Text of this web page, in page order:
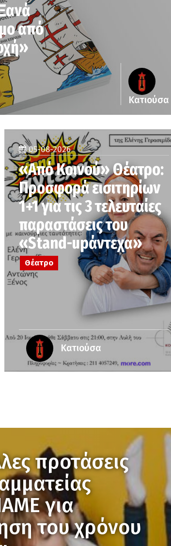
από
Κατιούσα
05-08-2026
«Από Κοινού» Θέατρο:
Προσφορά εισιτηρίων
1+1 για τις 3 τελευταίες
παραστάσεις του
«Stand-upάντεχα»
Θέατρο
Κατιούσα
προτάσεις
για
του χρόνου